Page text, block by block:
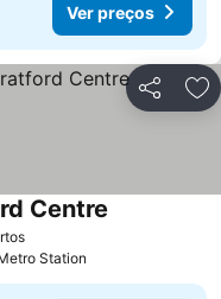
Ver preços
Partilhar
Ver preços
Centre
Station